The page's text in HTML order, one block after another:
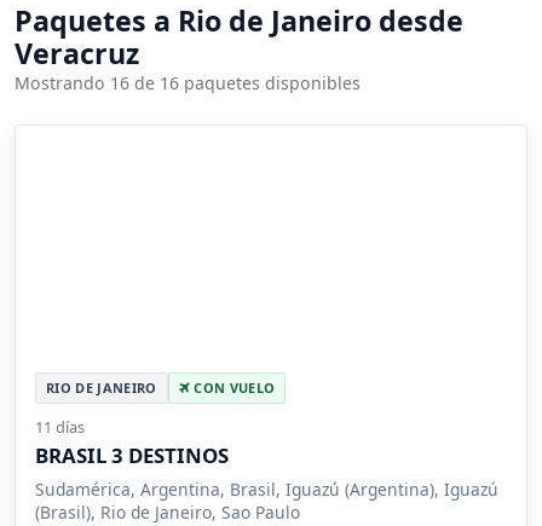
Paquetes a Rio de Janeiro desde
Veracruz
Mostrando 16 de 16 paquetes disponibles
RIO DE JANEIRO CON VUELO
11 días
BRASIL 3 DESTINOS
Sudamérica, Argentina, Brasil, Iguazú (Argentina), Iguazú
(Brasil), Rio de Janeiro, Sao Paulo